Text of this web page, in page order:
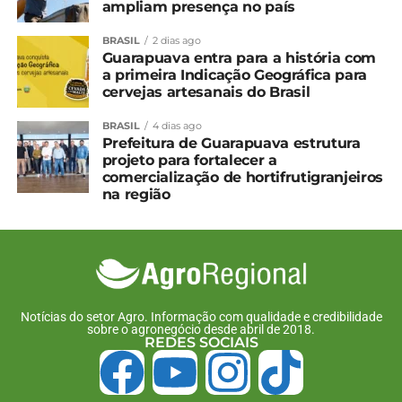
O Estado também pretende intensificar trabalhos
em unidades de referência, com o objetivo de
demonstrar a eficácia de produtos não hormonais
no controle de ervas daninhas, o que favorece
também a produção de uvas. “Dá para fazer
diferente”, afirmou.
*IDR-PR
Facebook 18+
Adapar alerta sobre Em Irati, encontro
ampliam presença no país
BRASIL 2 dias ago
Guarapuava entra para a história com
a primeira Indicação Geográfica para
cervejas artesanais do Brasil
BRASIL 4 dias ago
Prefeitura de Guarapuava estrutura
projeto para fortalecer a
comercialização de hortifrutigranjeiros
na região
Notícias do setor Agro. Informação com qualidade e credibilidade
sobre o agronegócio desde abril de 2018.
REDES SOCIAIS